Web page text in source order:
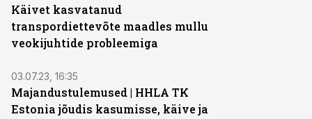
Käivet kasvatanud
transpordiettevõte maadles mullu
veokijuhtide probleemiga
03.07.23, 16:35
Majandustulemused | HHLA TK
Estonia jõudis kasumisse, käive ja